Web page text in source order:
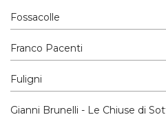
Fossacolle
Franco Pacenti
Fuligni
Gianni Brunelli - Le Chiuse di